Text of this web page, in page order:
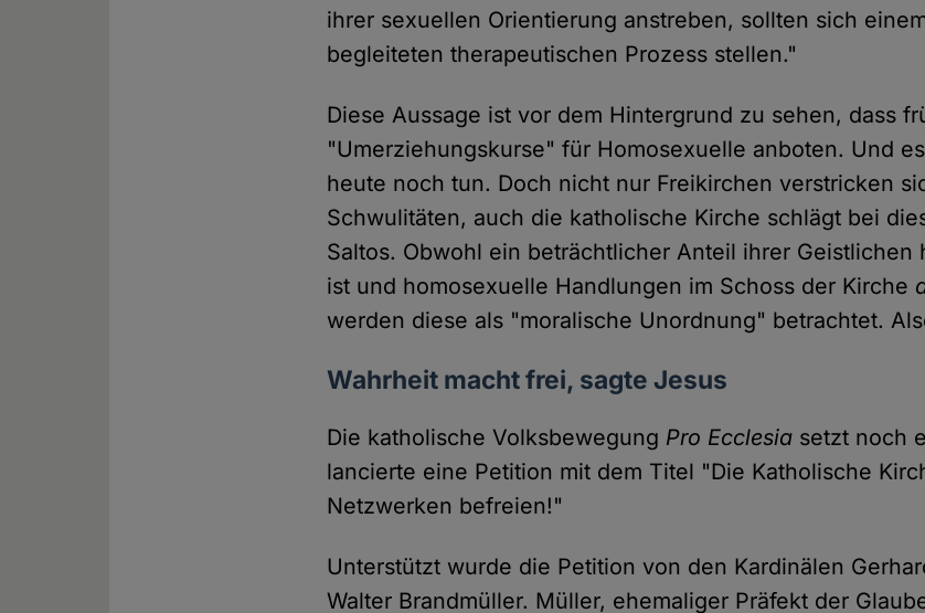
ihrer sexuellen Orientierung anstreben, sollten sich
begleiteten therapeutischen Prozess stellen."
Diese Aussage ist vor dem Hintergrund zu sehen, dass
"Umerziehungskurse" für Homosexuelle anboten. Und
heute noch tun. Doch nicht nur Freikirchen verstricken
Schwulitäten, auch die katholische Kirche schlägt bei
Saltos. Obwohl ein beträchtlicher Anteil ihrer Geistlichen
ist und homosexuelle Handlungen im Schoss der Kirche
werden diese als "moralische Unordnung" betrachtet.
Wahrheit macht frei, sagte Jesus
Die katholische Volksbewegung Pro Ecclesia setzt noch
lancierte eine Petition mit dem Titel "Die Katholische
Netzwerken befreien!"
Unterstützt wurde die Petition von den Kardinälen
Walter Brandmüller. Müller, ehemaliger Präfekt der